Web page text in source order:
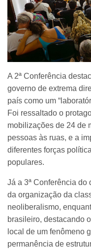
A 2ª Conferência
governo de extrema
país como um
Foi ressaltado o
mobilizações de 24 de
pessoas às ruas, e a
diferentes forças
populares.
Já a 3ª Conferência
da organização da
neoliberalismo,
brasileiro, destacando
local de um fenômeno
permanência de